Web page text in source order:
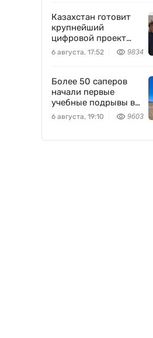
Казахстан готовит
крупнейший
цифровой проект
между Европой и
Китаем
6 августа, 17:52 9834
Более 50 саперов
начали первые
учебные подрывы в
Конаевском
гарнизоне
6 августа, 19:10 9603